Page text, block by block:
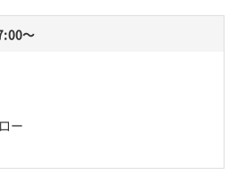
〜
ー